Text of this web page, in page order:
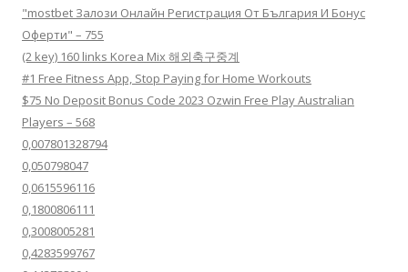
"mostbet Залози Онлайн Регистрация От България И Бонус
Оферти" – 755
(2 key) 160 links Korea Mix 해외축구중계
#1 Free Fitness App, Stop Paying for Home Workouts
$75 No Deposit Bonus Code 2023 Ozwin Free Play Australian
Players – 568
0,007801328794
0,050798047
0,0615596116
0,1800806111
0,3008005281
0,4283599767